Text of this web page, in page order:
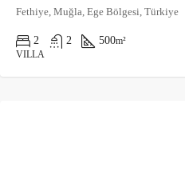
Fethiye, Muğla, Ege Bölgesi, Türkiye
2 2 500m²
VILLA